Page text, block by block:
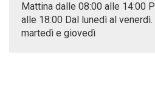
Mattina dalle 08:00 alle 14:00
alle 18:00 Dal lunedì al
martedì e giovedì